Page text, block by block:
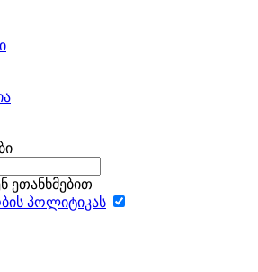
ეთანხმებით
პოლიტიკას